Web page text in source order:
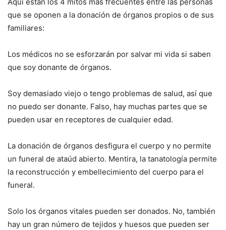
que se oponen a la donación de órganos propios o de sus
familiares:
Los médicos no se esforzarán por salvar mi vida si saben
que soy donante de órganos.
Soy demasiado viejo o tengo problemas de salud, así que
no puedo ser donante. Falso, hay muchas partes que se
pueden usar en receptores de cualquier edad.
La donación de órganos desfigura el cuerpo y no permite
un funeral de ataúd abierto. Mentira, la tanatología permite
la reconstrucción y embellecimiento del cuerpo para el
funeral.
Solo los órganos vitales pueden ser donados. No, también
hay un gran número de tejidos y huesos que pueden ser